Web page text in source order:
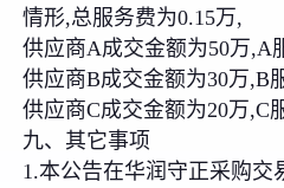
情形,总服务费为0.15万,
供应商A成交金额为50万,A
供应商B成交金额为30万,B
供应商C成交金额为20万,C
九、其它事项
1.本公告在华润守正采购交